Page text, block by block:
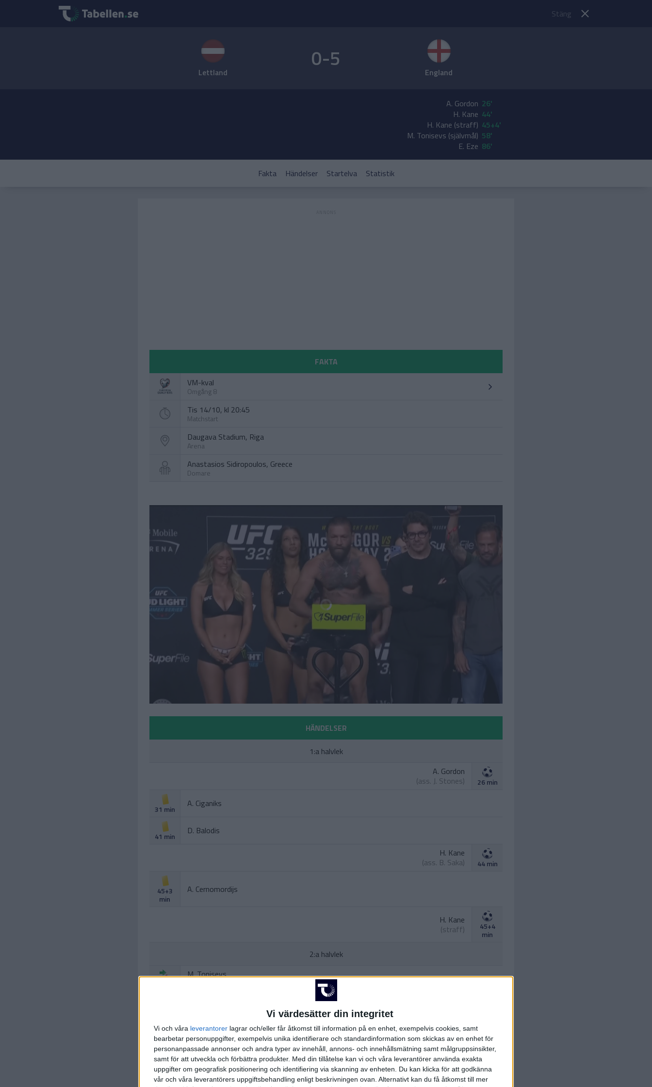
Vi värdesätter din integritet
Vi och våra leverantorer lagrar och/eller får åtkomst till information på en enhet, exempelvis cookies, samt
bearbetar personuppgifter, exempelvis unika identifierare och standardinformation som skickas av en enhet för
personanpassade annonser och andra typer av innehåll, annons- och innehållsmätning samt målgruppsinsikter,
samt för att utveckla och förbättra produkter. Med din tillåtelse kan vi och våra leverantörer använda exakta
uppgifter om geografisk positionering och identifiering via skanning av enheten. Du kan klicka för att godkänna
vår och våra leverantörers uppgiftsbehandling enligt beskrivningen ovan. Alternativt kan du få åtkomst till mer
Stäng
Lettland 0-5 England
A. Gordon 26'
H. Kane 44'
H. Kane (straff) 45+4'
M. Tonisevs (självmål) 58'
E. Eze 86'
Fakta Händelser Startelva Statistik
FAKTA
VM-kval
Omgång 8
Tis 14/10, kl 20:45
Matchstart
Daugava Stadium, Riga
Arena
Anastasios Sidiropoulos, Greece
Domare
HÄNDELSER
1:a halvlek
A. Gordon
(ass. J. Stones) 26 min
31 min
A. Ciganiks
41 min
D. Balodis
H. Kane
(ass. B. Saka) 44 min
45+3
min
A. Cernomordijs
H. Kane
(straff)
45+4
min
2:a halvlek
M. Tonisevs
E. Eze
(ut.M. Rogers) 60 min
J. Bowen
(ut.B. Saka) 60 min
J. Henderson